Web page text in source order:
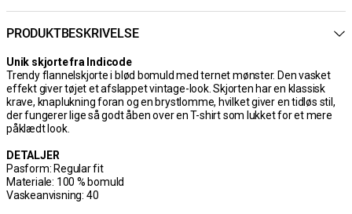
PRODUKTBESKRIVELSE
Unik skjorte fra Indicode
Trendy flannelskjorte i blød bomuld med ternet mønster. Den vasket
effekt giver tøjet et afslappet vintage-look. Skjorten har en klassisk
krave, knaplukning foran og en brystlomme, hvilket giver en tidløs stil,
der fungerer lige så godt åben over en T-shirt som lukket for et mere
påklædt look.
DETALJER
Pasform: Regular fit
Materiale: 100 % bomuld
Vaskeanvisning: 40